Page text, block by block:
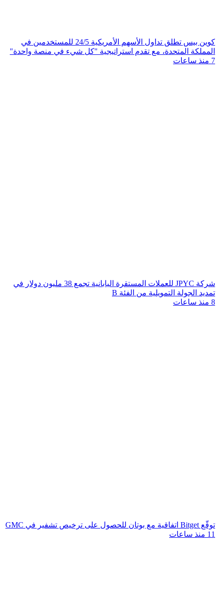
كوين بيس تطلق تداول الأسهم الأمريكية 24/5 للمستخدمين في
المملكة المتحدة، مع تقدم استراتيجية "كل شيء في منصة واحدة"
7 منذ ساعات
شركة JPYC للعملات المستقرة اليابانية تجمع 38 مليون دولار في
تمديد الجولة التمويلية من الفئة B
8 منذ ساعات
توقّع Bitget اتفاقية مع بوتان للحصول على ترخيص تشفير في GMC
11 منذ ساعات